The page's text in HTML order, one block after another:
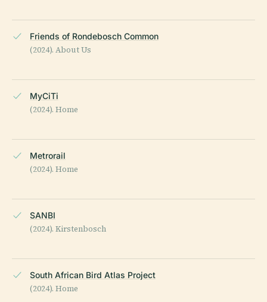
Friends of Rondebosch Common
(2024). About Us
MyCiTi
(2024). Home
Metrorail
(2024). Home
SANBI
(2024). Kirstenbosch
South African Bird Atlas Project
(2024). Home